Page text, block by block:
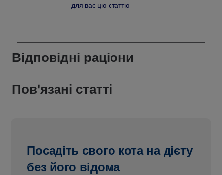
для вас цю статтю
Відповідні раціони
Пов'язані статті
Посадіть свого кота на дієту
без його відома